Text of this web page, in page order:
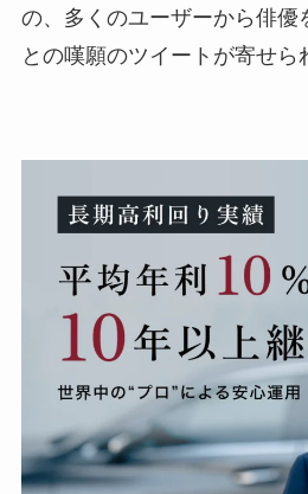
の、多くのユーザーから俳優
との嘆願のツイートが寄せら